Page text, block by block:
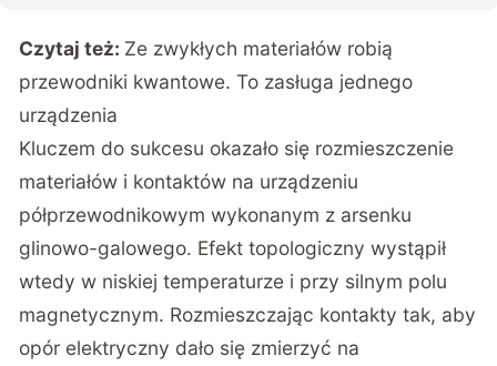
Czytaj też: Ze zwykłych materiałów robią
przewodniki kwantowe. To zasługa jednego
urządzenia
Kluczem do sukcesu okazało się rozmieszczenie
materiałów i kontaktów na urządzeniu
półprzewodnikowym wykonanym z arsenku
glinowo-galowego. Efekt topologiczny wystąpił
wtedy w niskiej temperaturze i przy silnym polu
magnetycznym. Rozmieszczając kontakty tak, aby
opór elektryczny dało się zmierzyć na